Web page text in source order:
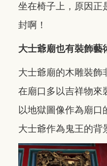
坐在椅子上，原因正
封啊！
大士爺廟也有裝飾藝
大士爺廟的木雕裝飾
在廟口多以吉祥物來
以地獄圖像作為廟口
大士爺作為鬼王的背